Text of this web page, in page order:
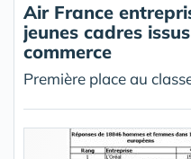
Air France
jeunes cadres
commerce
Première place au